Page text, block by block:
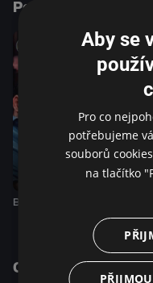
životem. Najdou
dokážou si ho znovu
Podobné tituly
Bláznivě | CZ
O pořadu
Aby se
Pro co
potřebujeme
souborů
na tlačítko